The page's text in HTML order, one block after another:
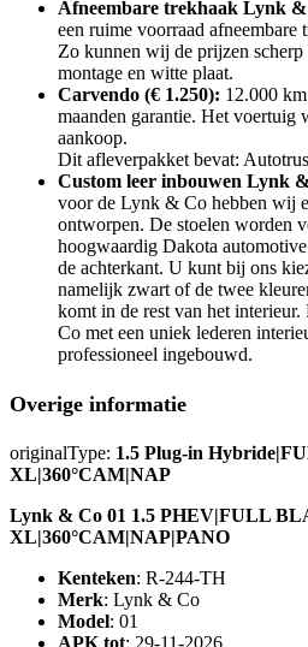
Afneembare trekhaak Lynk &
een ruime voorraad
Zo kunnen wij de prijzen
montage en witte plaat.
Carvendo (€ 1.250): 12.000
maanden garantie. Het voertuig
aankoop.
Dit afleverpakket bevat:
Custom leer inbouwen Lynk
voor de Lynk & Co hebben wij
ontworpen. De stoelen worden
hoogwaardig Dakota
de achterkant. U kunt bij ons
namelijk zwart of de twee
komt in de rest van het
Co met een uniek lederen
professioneel ingebouwd.
Overige informatie
originalType: 1.5 Plug-in
XL|360°CAM|NAP
Lynk & Co 01 1.5 PHEV|FULL
XL|360°CAM|NAP|PANO
Kenteken: R-244-TH
Merk: Lynk & Co
Model: 01